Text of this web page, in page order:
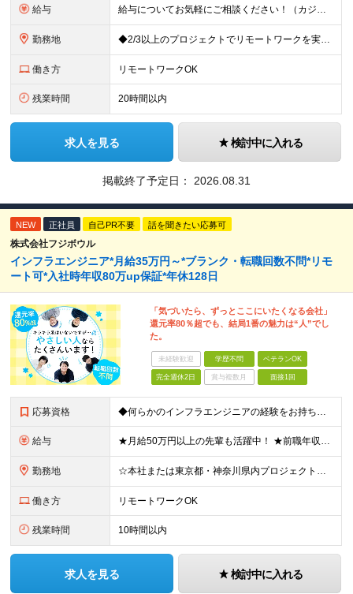
給与 給与についてお気軽にご相談ください！（カジュアル面談可能） 月給35万円～＋各種手当＋賞与2回 ※固定残業代は、時間外労働の有無に関わらず40時間分を87,500円～支給 ※超過分は別途支給 ※試用
勤務地 ◆2/3以上のプロジェクトでリモートワークを実施中！ ≪自社拠点≫ ・東京本社／東京都千代田区丸の内二丁目6番1号 丸の内パークビルディング6階 ・関西支社／⼤阪府⼤阪市中央区安⼟町2-3-13 ⼤
働き方 リモートワークOK
残業時間 20時間以内
求人を見る 検討中に入れる
掲載終了予定日： 2026.08.31
NEW 正社員 自己PR不要 話を聞きたい応募可
株式会社フジボウル
インフラエンジニア*月給35万円～*ブランク・転職回数不問*リモ
ート可*入社時年収80万up保証*年休128日
「気づいたら、ずっとここにいたくなる会社」
還元率80％超でも、結局1番の魅力は“人”でし
た。
未経験歓迎 学歴不問 ベテランOK
完全週休2日 賞与複数月 面接1回
応募資格 ◆何らかのインフラエンジニアの経験をお持ちの方 ┗設計・構築経験だけではなく、運用・保守経験があるという方も、お気軽にご応募ください！ ┗ブランク・転職回数は不問です！ ┗ネガティブな応募理由も歓迎で
給与 ★月給50万円以上の先輩も活躍中！ ★前職年収から80万円以上UP保証 月給35万円～ ※月給には固定残業代を含む(月20時間分/2万6000円～/超過分別途支給） ※残業がなくても上記支給(基本残
勤務地 ☆本社または東京都・神奈川県内プロジェクト先での勤務となります ☆リモートワークOKの案件も多数あります(応相談) ☆転居を伴う転勤はありません ☆九州地方、北陸地方、北海道からの転職者も多数在籍！/
働き方 リモートワークOK
残業時間 10時間以内
求人を見る 検討中に入れる